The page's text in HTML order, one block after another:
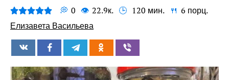
0 22.9к. 120 мин.
6 порц.
Елизавета Васильева